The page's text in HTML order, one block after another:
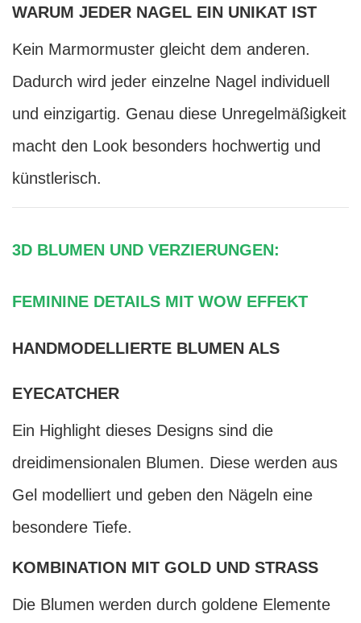
WARUM JEDER NAGEL EIN UNIKAT IST
Kein Marmormuster gleicht dem anderen.
Dadurch wird jeder einzelne Nagel individuell
und einzigartig. Genau diese Unregelmäßigkeit
macht den Look besonders hochwertig und
künstlerisch.
3D BLUMEN UND VERZIERUNGEN:
FEMININE DETAILS MIT WOW EFFEKT
HANDMODELLIERTE BLUMEN ALS
EYECATCHER
Ein Highlight dieses Designs sind die
dreidimensionalen Blumen. Diese werden aus
Gel modelliert und geben den Nägeln eine
besondere Tiefe.
KOMBINATION MIT GOLD UND STRASS
Die Blumen werden durch goldene Elemente